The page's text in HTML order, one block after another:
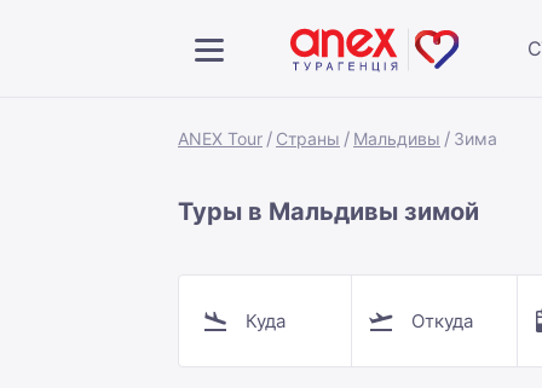
ANEX Tour Страны Мальдивы Зима
Туры в Мальдивы зимой
Куда Откуда